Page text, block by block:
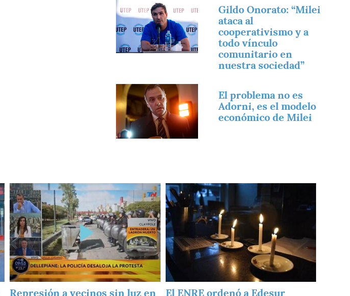
Gildo Onorato: “Milei
ataca al
cooperativismo y a
todo vínculo
comunitario en
nuestra sociedad”
Imagen
El problema no es
Adorni, es el modelo
económico de Milei
Imagen
Represión a vecinos sin luz en
Imagen
El ENRE ordenó a Edesur